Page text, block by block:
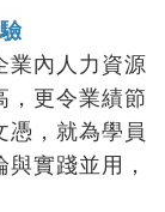
業內人力資源
，更令業績節
憑，就為學員
實踐並用，